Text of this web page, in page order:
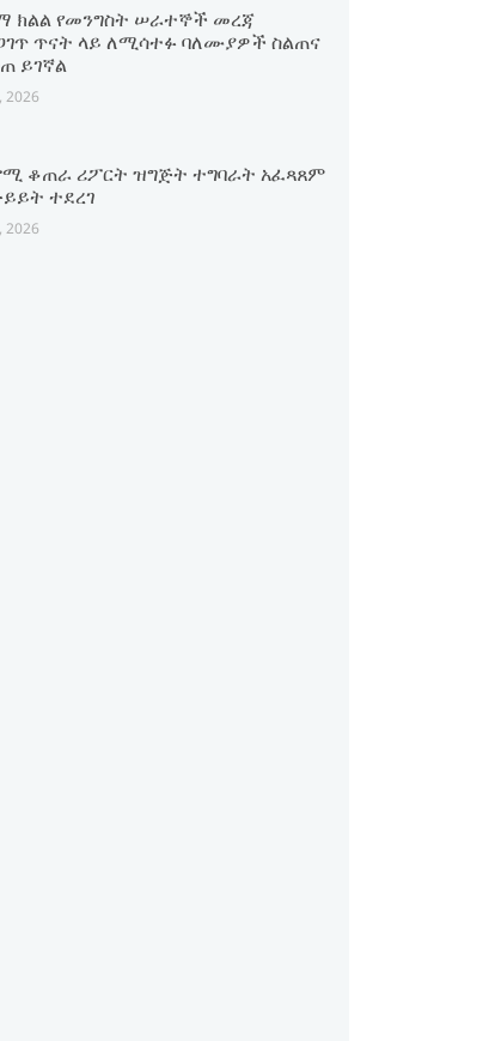
ክልል የመንግስት ሠራተኞች መረጃ
ጥናት ላይ ለሚሳተፉ ባለሙያዎች ስልጠና
ይገኛል
2026
ቆጠራ ሪፖርት ዝግጅት ተግባራት አፈጻጸም
ተደረገ
2026